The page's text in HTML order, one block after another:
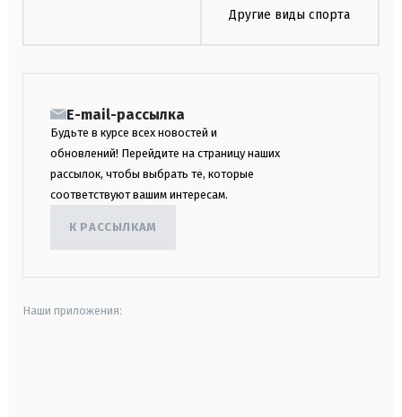
Другие виды спорта
E-mail-рассылка
Будьте в курсе всех новостей и
обновлений! Перейдите на страницу наших
рассылок, чтобы выбрать те, которые
соответствуют вашим интересам.
К РАССЫЛКАМ
Наши приложения: